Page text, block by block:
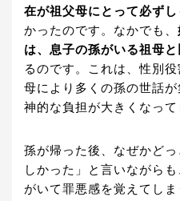
在が祖父母にとって必ず
かったのです。なかでも、
は、息子の孫がいる祖母
るのです。これは、性別
母により多くの孫の世話
神的な負担が大きくなって
孫が帰った後、なぜかど
しかった」と言いながら
がいて罪悪感を覚えてし